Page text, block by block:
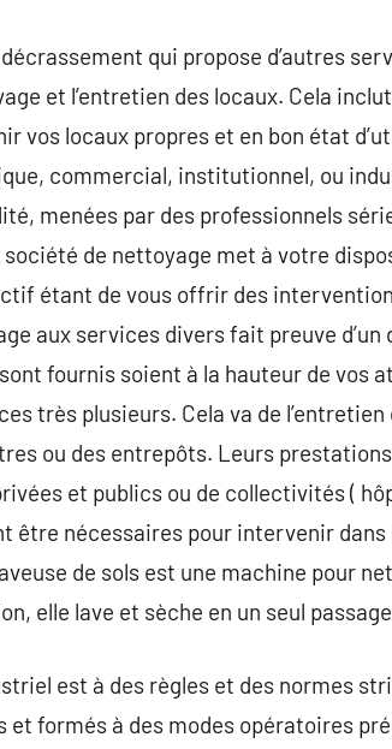
qui propose d’autres
et l’entretien des locaux. Cela
vos locaux propres et en bon état
commercial, institutionnel, ou
menées par des professionnels
de nettoyage met à votre
étant de vous offrir des
aux services divers fait preuve
fournis soient à la hauteur de vos
très plusieurs. Cela va de
ou des entrepôts. Leurs
et publics ou de collectivités (
être nécessaires pour intervenir
de sols est une machine pour
elle lave et sèche en un seul
est à des règles et des normes
et formés à des modes opératoires